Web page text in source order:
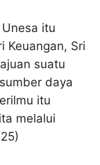
itu
Keuangan, Sri
suatu
daya
itu
melalui